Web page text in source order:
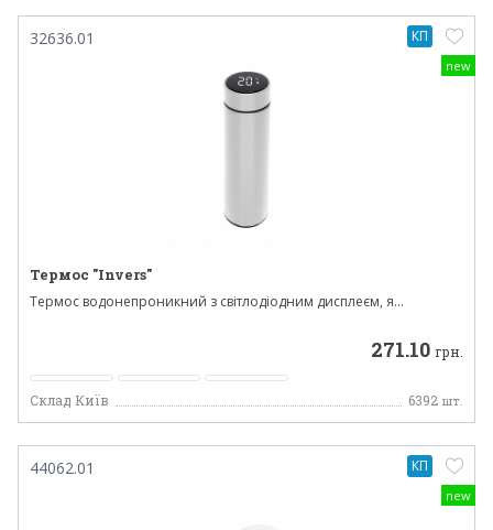
new
32636.01
Термос "Invers"
Термос водонепроникний з світлодіодним дисплеєм, я...
271.10 грн.
Склад Київ 6392 шт.
КП
new
44062.01 КП